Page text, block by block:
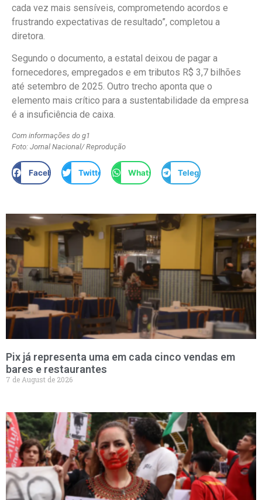
cada vez mais sensíveis, comprometendo acordos e
frustrando expectativas de resultado”, completou a
diretora.
Segundo o documento, a estatal deixou de pagar a
fornecedores, empregados e em tributos R$ 3,7 bilhões
até setembro de 2025. Outro trecho aponta que o
elemento mais crítico para a sustentabilidade da empresa
é a insuficiência de caixa.
Com informações do g1
Foto: Jornal Nacional/ Reprodução
Facebook Twitter WhatsApp Telegram
Pix já representa uma em cada cinco vendas em
bares e restaurantes
7 de August de 2026